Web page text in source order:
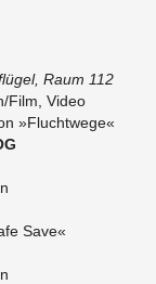
Raum 112
Film, Video
»Fluchtwege«
Save«